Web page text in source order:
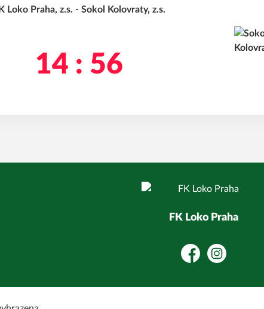
Loko Praha, z.s. - Sokol Kolovraty, z.s.
14 : 56
FK Loko Praha
FacebookInstagram